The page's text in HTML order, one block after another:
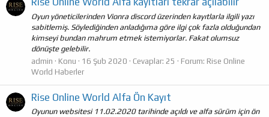
Oyun yöneticilerinden Vionra discord üzerinden kayıtlarla ilgili yazı
sabitlemiş. Söylediğinden anladığıma göre ilgi çok fazla olduğundan
kimseyi bundan mahrum etmek istemiyorlar. Fakat olumsuz
dönüşte gelebilir.
admin
Konu 16 Şub 2020 Cevaplar: 25 Forum: Rise Online
World Haberler
Rise Online World Alfa Ön Kayıt
Oyunun websitesi 11.02.2020 tarihinde açıldı ve alfa sürüm için ön